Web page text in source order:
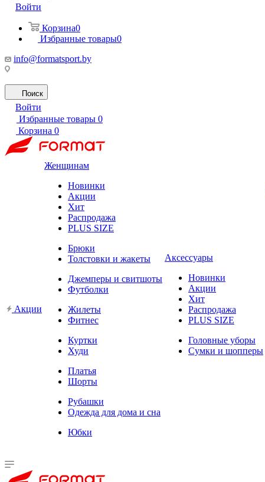
Войти
Корзина0
Избранные товары0
info@formatsport.by
Поиск
Войти
Избранные товары 0
Корзина 0
Акции
Женщинам
Новинки
Акции
Хит
Распродажа
PLUS SIZE
Брюки
Толстовки и жакеты
Джемперы и свитшоты
Футболки
Жилеты
Фитнес
Куртки
Худи
Платья
Шорты
Рубашки
Одежда для дома и сна
Юбки
Аксессуары
Новинки
Акции
Хит
Распродажа
PLUS SIZE
Головные уборы
Сумки и шопперы